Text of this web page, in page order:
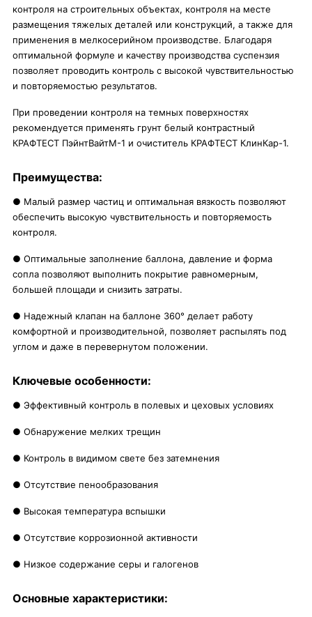
контроля на строительных объектах, контроля на месте
размещения тяжелых деталей или конструкций, а также для
применения в мелкосерийном производстве. Благодаря
оптимальной формуле и качеству производства суспензия
позволяет проводить контроль с высокой чувствительностью
и повторяемостью результатов.
При проведении контроля на темных поверхностях
рекомендуется применять грунт белый контрастный
КРАФТЕСТ ПэйнтВайтМ-1 и очиститель КРАФТЕСТ КлинКар-1.
Преимущества:
● Малый размер частиц и оптимальная вязкость позволяют
обеспечить высокую чувствительность и повторяемость
контроля.
● Оптимальные заполнение баллона, давление и форма
сопла позволяют выполнить покрытие равномерным,
большей площади и снизить затраты.
● Надежный клапан на баллоне 360° делает работу
комфортной и производительной, позволяет распылять под
углом и даже в перевернутом положении.
Ключевые особенности:
● Эффективный контроль в полевых и цеховых условиях
● Обнаружение мелких трещин
● Контроль в видимом свете без затемнения
● Отсутствие пенообразования
● Высокая температура вспышки
● Отсутствие коррозионной активности
● Низкое содержание серы и галогенов
Основные характеристики: